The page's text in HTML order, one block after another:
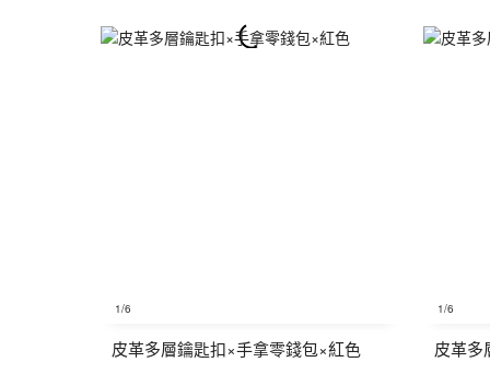
1/6
皮革多層鑰匙扣×手拿零錢包×紅色
1/6
皮革多